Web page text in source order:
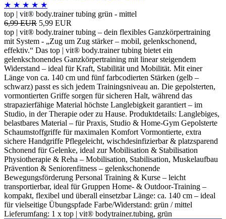
★ ★ ★ ★ ★
top | vit® body.trainer tubing grün - mittel
6,99 EUR 5,99 EUR
top | vit® body.trainer tubing – dein flexibles Ganzkörpertraining
mit System - „Zug um Zug stärker – mobil, gelenkschonend,
effektiv.“ Das top | vit® body.trainer tubing bietet ein
gelenkschonendes Ganzkörpertraining mit linear steigendem
Widerstand – ideal für Kraft, Stabilität und Mobilität. Mit einer
Länge von ca. 140 cm und fünf farbcodierten Stärken (gelb –
schwarz) passt es sich jedem Trainingsniveau an. Die gepolsterten,
vormontierten Griffe sorgen für sicheren Halt, während das
strapazierfähige Material höchste Langlebigkeit garantiert – im
Studio, in der Therapie oder zu Hause. Produktdetails: Langlebiges,
belastbares Material – für Praxis, Studio & Home-Gym Gepolsterte
Schaumstoffgriffe für maximalen Komfort Vormontierte, extra
sichere Handgriffe Pflegeleicht, wischdesinfizierbar & platzsparend
Schonend für Gelenke, ideal zur Mobilisation & Stabilisation
Physiotherapie & Reha – Mobilisation, Stabilisation, Muskelaufbau
Prävention & Seniorenfitness – gelenkschonende
Bewegungsförderung Personal Training & Kurse – leicht
transportierbar, ideal für Gruppen Home- & Outdoor-Training –
kompakt, flexibel und überall einsetzbar Länge: ca. 140 cm – ideal
für vielseitige Übungspfade Farbe/Widerstand: grün / mittel
Lieferumfang: 1 x top | vit® bodytrainer.tubing, grün